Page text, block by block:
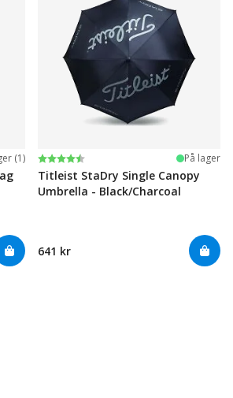
(1) Karakter:
4.8 av 5 mulige På lager
Titleist StaDry Single Canopy
Umbrella - Black/Charcoal
641 kr